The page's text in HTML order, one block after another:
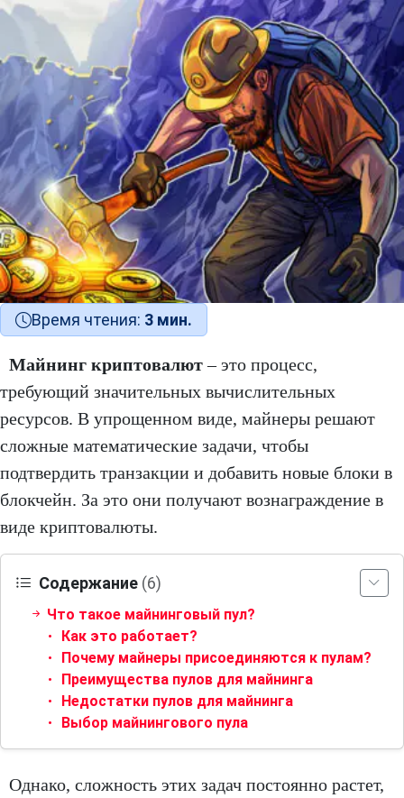
Время чтения: 3 мин.
Майнинг криптовалют– это процесс,
требующий значительных вычислительных
ресурсов. В упрощенном виде, майнеры решают
сложные математические задачи, чтобы
подтвердить транзакции и добавить новые блоки в
блокчейн. За это они получают вознаграждение в
виде криптовалюты.
Содержание (6)
Что такое майнинговый пул?
Как это работает?
Почему майнеры присоединяются к пулам?
Преимущества пулов для майнинга
Недостатки пулов для майнинга
Выбор майнингового пула
Однако, сложность этих задач постоянно растет,